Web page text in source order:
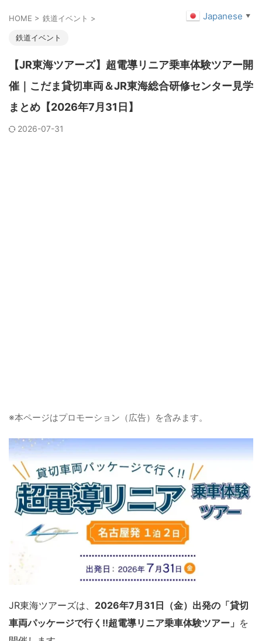
HOME > 鉄道イベント >
鉄道イベント
【JR東海ツアーズ】超電導リニア乗車体験ツアー開
催｜こだま貸切車両＆JR東海総合研修センター見学
まとめ【2026年7月31日】
2026-07-31
※本ページはプロモーション（広告）を含みます。
JR東海ツアーズは、 2026年7月31日（金）出発の「貸切
車両パッケージで行く!!超電導リニア乗車体験ツアー」 を
Japanese ▼